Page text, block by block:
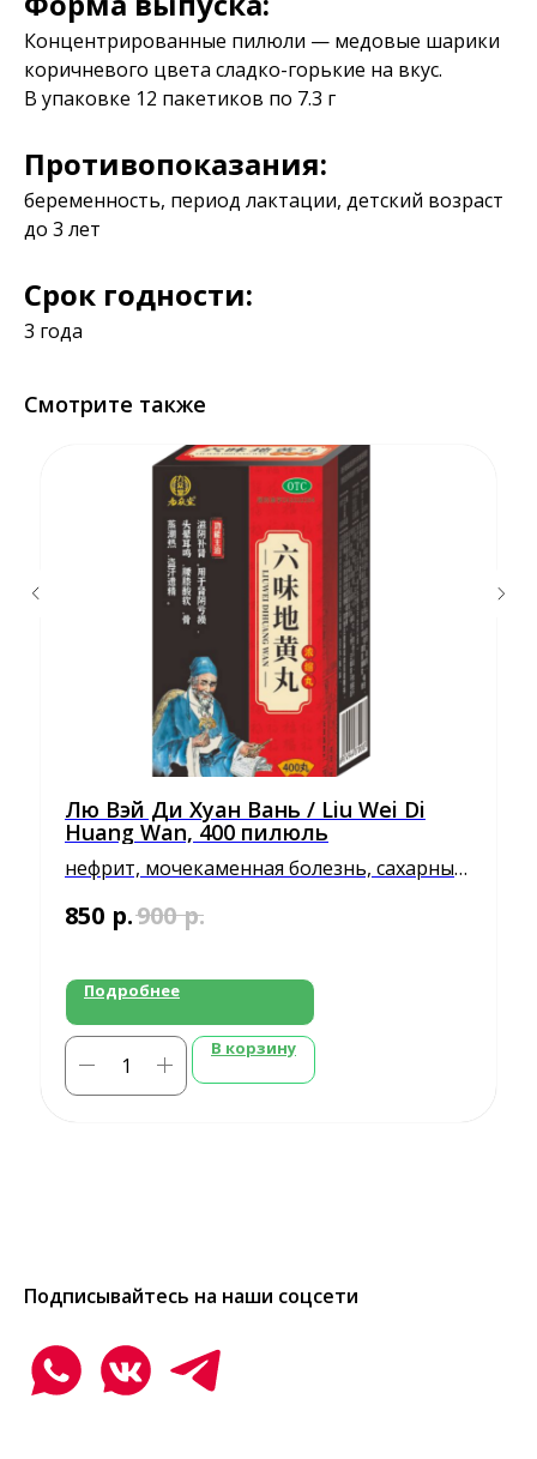
Концентрированные пилюли — медовые шарики
коричневого цвета сладко-горькие на вкус.
В упаковке 12 пакетиков по 7.3 г
Противопоказания:
беременность, период лактации, детский возраст
до 3 лет
Срок годности:
3 года
Смотрите также
Лю Вэй Ди Хуан Вань / Liu Wei Di
Huang Wan, 400 пилюль
нефрит, мочекаменная болезнь, сахарный
850 р.900 р.
Подробнее
В корзину
Подписывайтесь на наши соцсети